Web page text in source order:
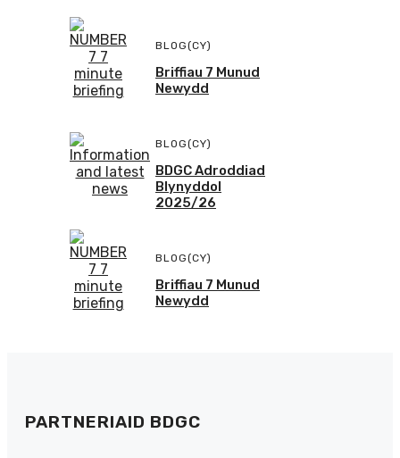
BLOG(CY)
Briffiau 7 Munud
Newydd
BLOG(CY)
BDGC Adroddiad
Blynyddol
2025/26
BLOG(CY)
Briffiau 7 Munud
Newydd
PARTNERIAID BDGC